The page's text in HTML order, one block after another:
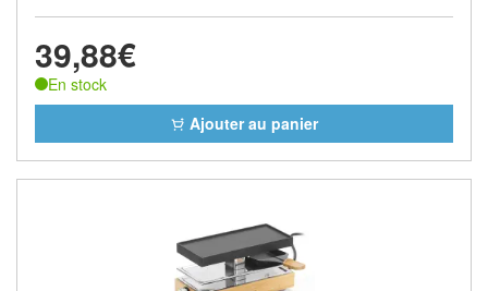
39,88€
En stock
Ajouter au panier